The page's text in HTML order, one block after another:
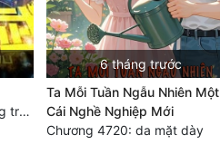
Chương 3560 Nhân Vương trở về - END
6 tháng trước
Ta Mỗi Tuần Ngẫu Nhiên Một
Cái Nghề Nghiệp Mới
Chương 4720: da mặt dày